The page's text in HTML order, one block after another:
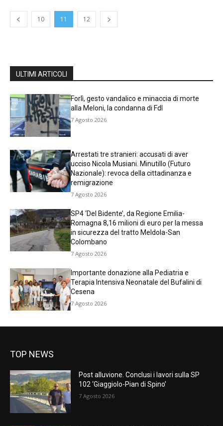
10 11 12
ULTIMI ARTICOLI
Forlì, gesto vandalico e minaccia di morte
alla Meloni, la condanna di FdI
7 Agosto 2026
Arrestati tre stranieri: accusati di aver
ucciso Nicola Musiani. Minutillo (Futuro
Nazionale): revoca della cittadinanza e
remigrazione
7 Agosto 2026
SP4 ‘Del Bidente’, da Regione Emilia-
Romagna 8,16 milioni di euro per la messa
in sicurezza del tratto Meldola-San
Colombano
7 Agosto 2026
Importante donazione alla Pediatria e
Terapia Intensiva Neonatale del Bufalini di
Cesena
7 Agosto 2026
TOP NEWS
Post alluvione. Conclusi i lavori sulla SP
102 ‘Giaggiolo-Pian di Spino’
7 Agosto 2026